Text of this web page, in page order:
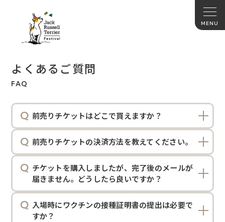
よくあるご質問
FAQ
前売りチケットはどこで買えますか？
前売りチケットの決済方法を教えてください。
チケットを購入しましたが、完了後のメールが
届きません。どうしたら良いですか？
入場時にワクチンの接種証明書の提出は必要で
すか？